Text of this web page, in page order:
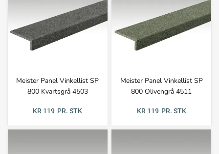
Meister Panel Vinkellist SP
800 Kvartsgrå 4503
KR 119 PR. STK
Meister Panel Vinkellist SP
800 Olivengrå 4511
KR 119 PR. STK